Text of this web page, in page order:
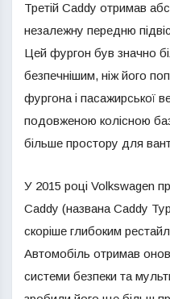
Третій Caddy отримав
незалежну передню
Цей фургон був значно
безпечнішим, ніж його
фургона і пасажирської
подовженою колісною
більше простору для
У 2015 році Volkswagen
Caddy (названа Caddy
скоріше глибоким
Автомобіль отримав
системи безпеки та